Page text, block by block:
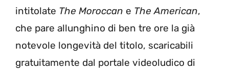
intitolate The Moroccan e The American,
che pare allunghino di ben tre ore la già
notevole longevità del titolo, scaricabili
gratuitamente dal portale videoludico di